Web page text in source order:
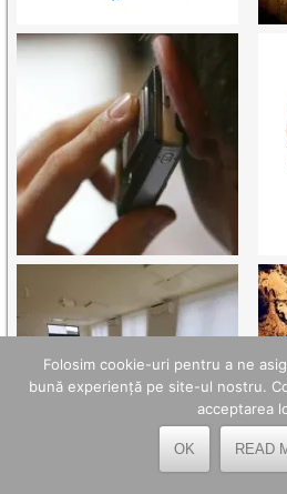
Folosim cookie-uri pentru a ne
bună experiență pe site-ul nostru.
acceptarea
OK READ